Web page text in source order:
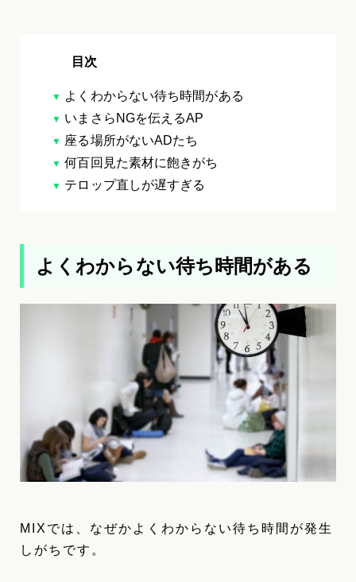
目次
よくわからない待ち時間がある
いまさらNGを伝えるAP
座る場所がないADたち
何百回見た素材に飽きがち
テロップ直しが遅すぎる
よくわからない待ち時間がある
MIXでは、なぜかよくわからない待ち時間が発生
しがちです。